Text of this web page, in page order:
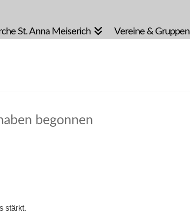
St. Anna Meiserich Vereine & Gruppen
begonnen
stärkt.​​